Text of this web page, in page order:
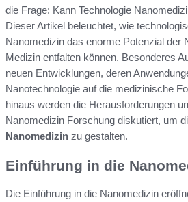
die Frage: Kann Technologie
Dieser Artikel beleuchtet, wie
Nanomedizin das enorme Potenzial der
Medizin entfalten können. Besonderes
neuen Entwicklungen, deren
Nanotechnologie auf die medizinische
hinaus werden die Herausforderungen
Nanomedizin Forschung diskutiert, um
Nanomedizin zu gestalten.
Einführung in die
Die Einführung in die Nanomedizin